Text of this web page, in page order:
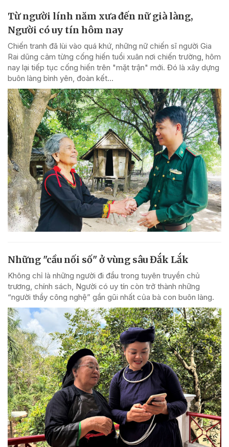
Từ người lính năm xưa đến nữ già làng,
Người có uy tín hôm nay
Chiến tranh đã lùi vào quá khứ, những nữ chiến sĩ người Gia
Rai dũng cảm từng cống hiến tuổi xuân nơi chiến trường, hôm
nay lại tiếp tục cống hiến trên "mặt trận" mới. Đó là xây dựng
buôn làng bình yên, đoàn kết...
Những "cầu nối số" ở vùng sâu Đắk Lắk
Không chỉ là những người đi đầu trong tuyên truyền chủ
trương, chính sách, Người có uy tín còn trở thành những
“người thầy công nghệ” gần gũi nhất của bà con buôn làng.